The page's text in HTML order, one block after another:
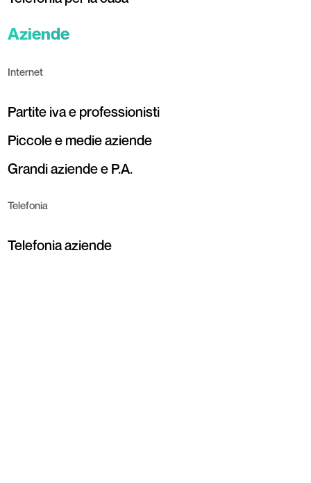
Aziende
Internet
Partite iva e professionisti
Piccole e medie aziende
Grandi aziende e P.A.
Telefonia
Telefonia aziende